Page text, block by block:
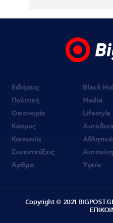
Ειδήσεις
Πολιτική
Οικονομία
Κόσμος
Κοινωνία
Συνεντεύξεις
Άρθρα
Black
Media
Lifestyle
Αθλητικά
Υγεία
Copyright © 2021